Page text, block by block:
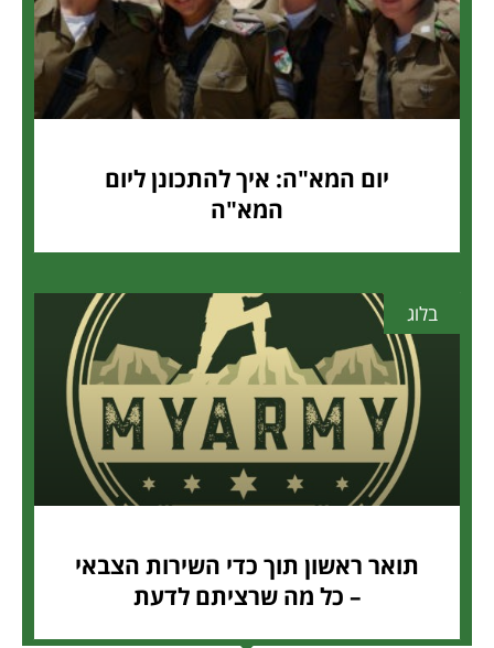
יום המא"ה: איך להתכונן ליום
המא"ה
בלוג
תואר ראשון תוך כדי השירות הצבאי
– כל מה שרציתם לדעת